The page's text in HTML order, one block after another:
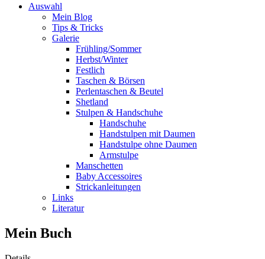
Auswahl
Mein Blog
Tips & Tricks
Galerie
Frühling/Sommer
Herbst/Winter
Festlich
Taschen & Börsen
Perlentaschen & Beutel
Shetland
Stulpen & Handschuhe
Handschuhe
Handstulpen mit Daumen
Handstulpe ohne Daumen
Armstulpe
Manschetten
Baby Accessoires
Strickanleitungen
Links
Literatur
Mein Buch